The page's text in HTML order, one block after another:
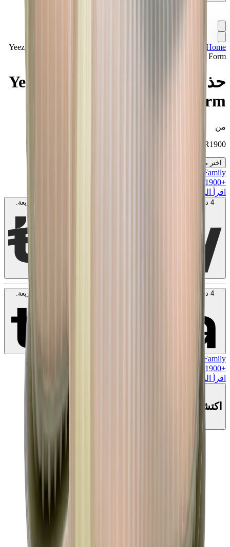
Home
حذاء Yeezy
Boost 350 V2 "True Form"
حذاء Yeezy Boost 350 V2 "True
Form"
من
SAR1900
اختر مقاسك
MK Family
+
1900
اقرأ المزيد
4 دفعات بدون فوائد بقيمة
. بدون رسوم. متوافق مع الشريعة.
4 دفعات بدون فوائد بقيمة
. بدون رسوم. متوافق مع الشريعة.
MK Family
+
1900
اقرأ المزيد
اكتشف هذا المنتج